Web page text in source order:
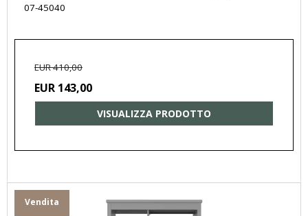
07-45040
EUR 410,00
EUR 143,00
VISUALIZZA PRODOTTO
Vendita